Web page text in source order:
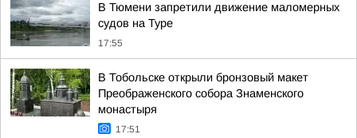
В Тюмени запретили движение маломерных
судов на Туре
17:55
В Тобольске открыли бронзовый макет
Преображенского собора Знаменского
монастыря
17:51